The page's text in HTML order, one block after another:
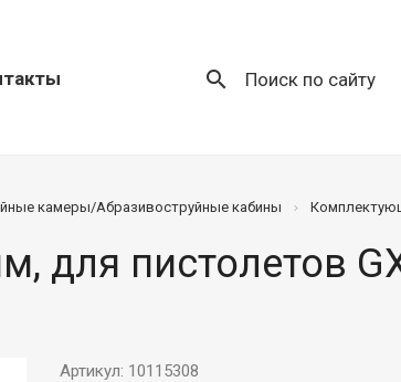
search Поиск по сайту
камеры/Абразивоструйные кабины
для пистолетов
Артикул: 10115308